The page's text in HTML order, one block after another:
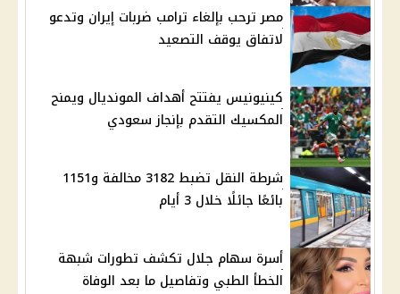
مصر ترحب بإلغاء ترامب ضربات إيران وتدعو
لاتفاق يوقف التصعيد
كينيونيس يفتتح أهداف المونديال ويمنح
المكسيك التقدم بإنجاز سعودي
شرطة النقل تضبط 3182 مخالفة و1151
بائعًا جائلًا خلال 3 أيام
أسرة سهام جلال تكشف تطورات شبهة
الخطأ الطبي وتفاصيل ما بعد الوفاة